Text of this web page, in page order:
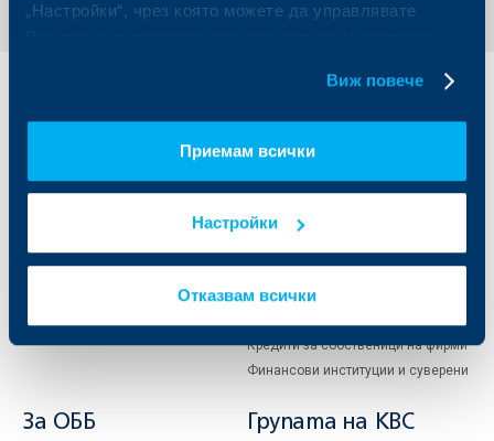
„Настройки“, чрез която можете да управлявате
Виж повече
Приемам всички
Настройки
Отказвам всички
клиенти
Сметки и плащания
Спестявания и инвестиции
Актуализация на клиентски данни
клиенти
Управление на парични средства
Търговско финансиране
ПОС терминали
и попечителски услуги
Кредити за собственици на фирми
Финансови институции и суверени
За ОББ Групата на KBC